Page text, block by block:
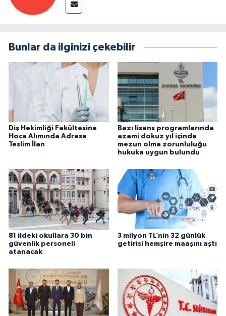
Bunlar da ilginizi çekebilir
Diş Hekimliği Fakültesine
Hoca Alımında Adrese
Teslim İlan
Bazı lisans programlarında
azami dokuz yıl içinde
mezun olma zorunluluğu
hukuka uygun bulundu
81 ildeki okullara 30 bin
güvenlik personeli
atanacak
3 milyon TL’nin 32 günlük
getirisi hemşire maaşını aştı